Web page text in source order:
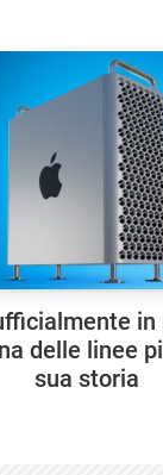
delle linee
sua storia